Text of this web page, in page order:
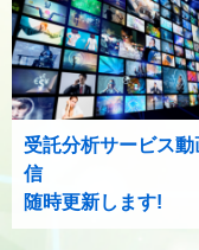
受託分析サービス動
信
随時更新します!